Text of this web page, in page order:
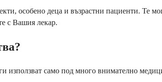
особено деца и възрастни пациенти. Те
с Вашия лекар.
използват само под много внимателно